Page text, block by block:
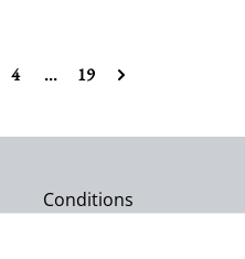
4 ... 19
Conditions
Politique de cookies